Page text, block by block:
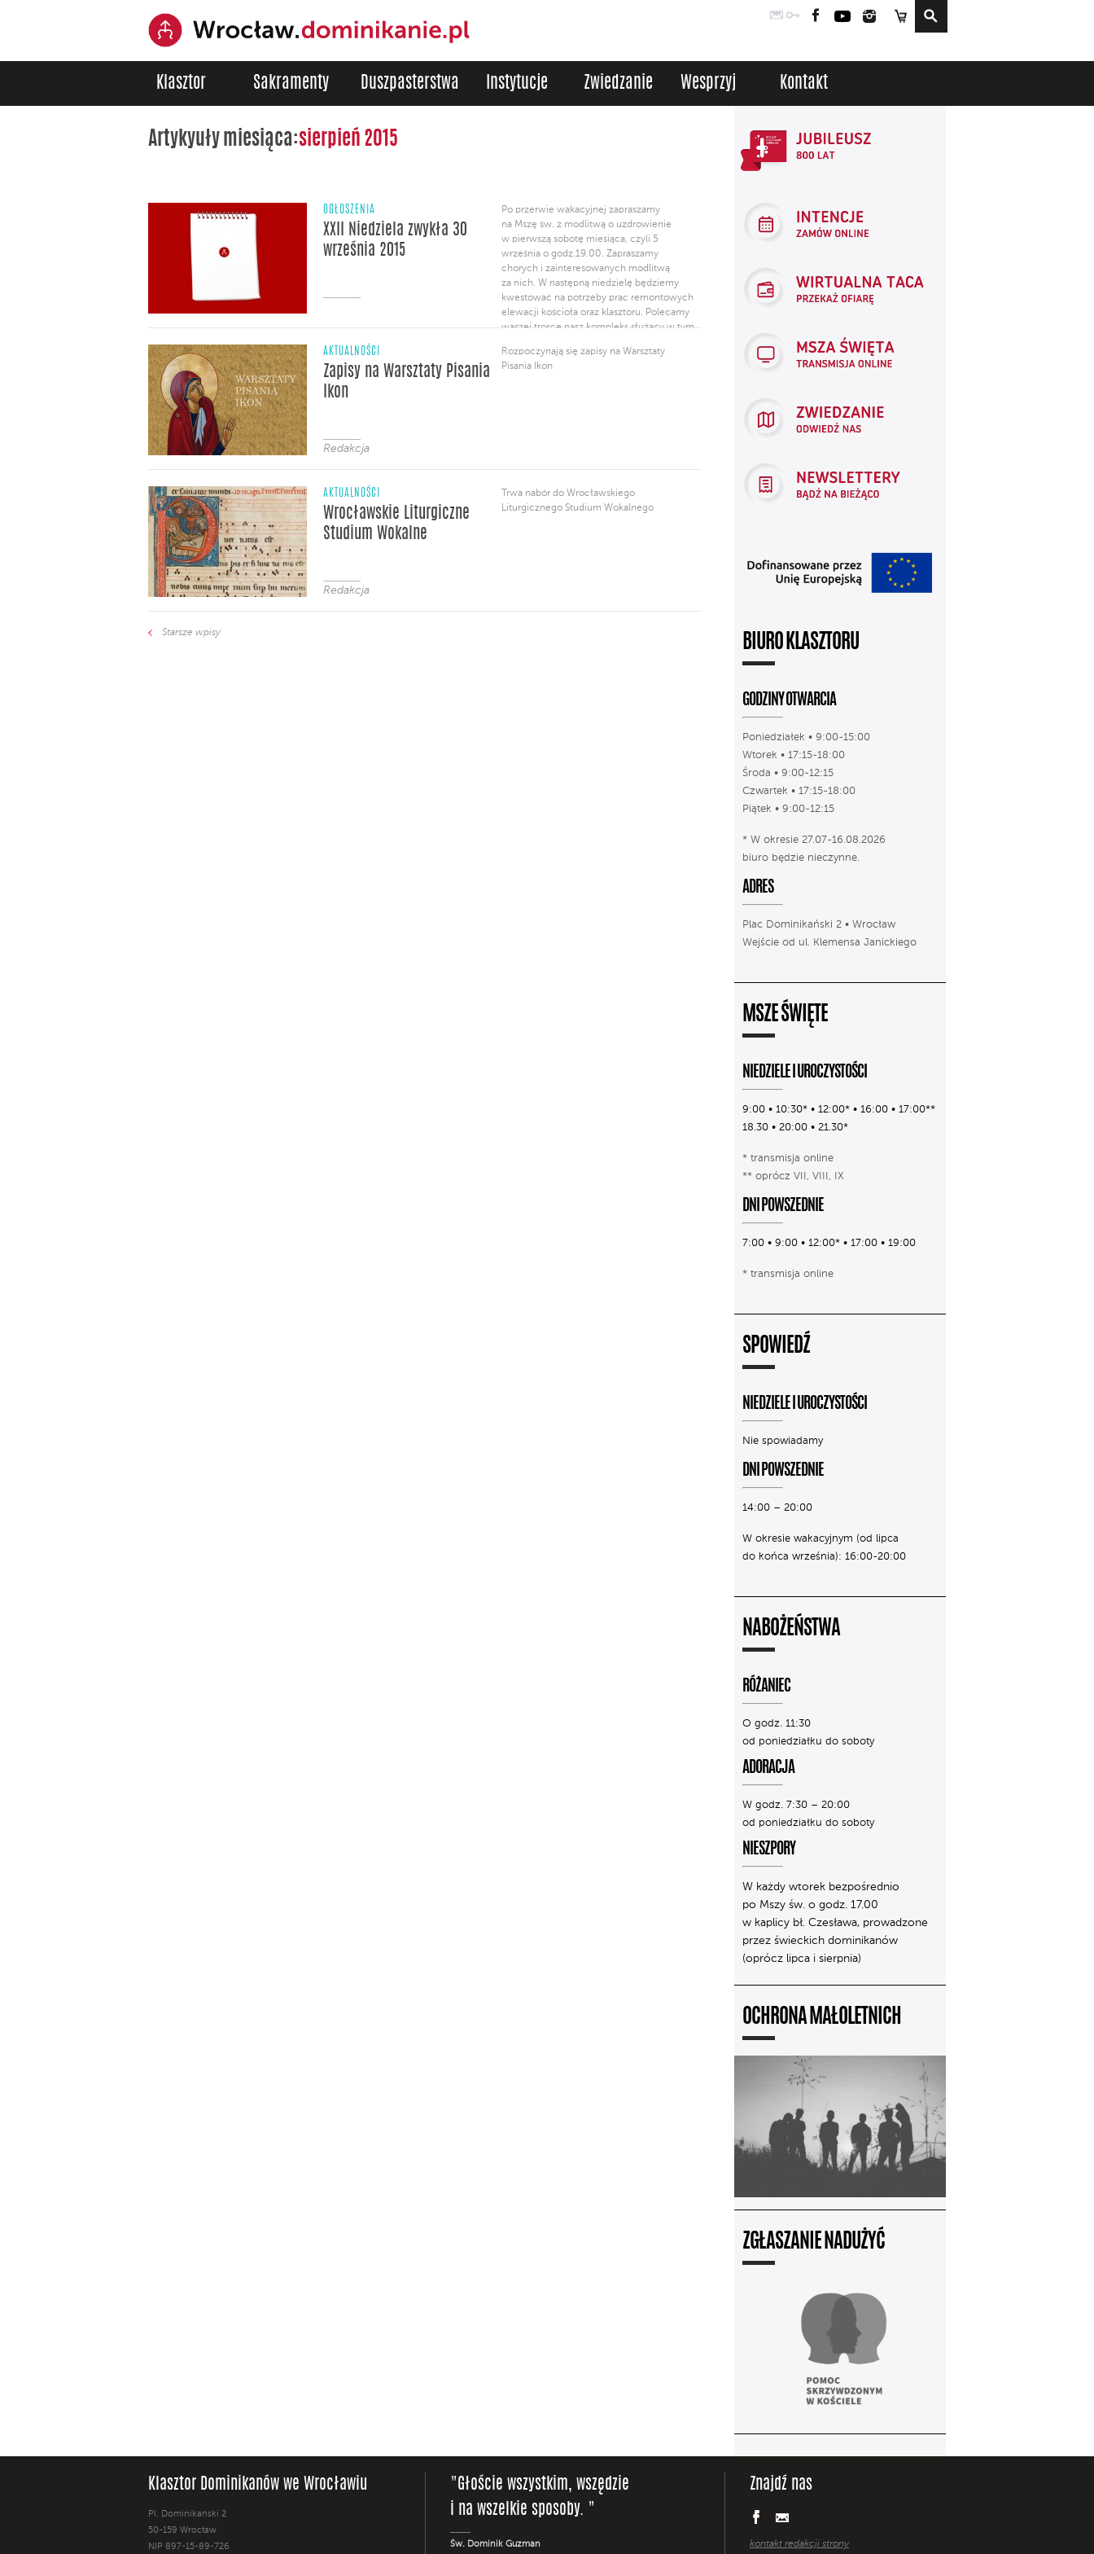
PocztaLogowanie
FacebookYouTubeInstagram
Sklep
Klasztor Sakramenty Duszpasterstwa Instytucje Zwiedzanie Wesprzyj Kontakt
Artykyuły miesiąca:sierpień 2015
OGŁOSZENIA
XXII Niedziela zwykła 30
września 2015
Po przerwie wakacyjnej zapraszamy
na Mszę św. z modlitwą o uzdrowienie
w pierwszą sobotę miesiąca, czyli 5
września o godz.19.00. Zapraszamy
chorych i zainteresowanych modlitwą
za nich. W następną niedzielę będziemy
kwestować na potrzeby prac remontowych
elewacji kościoła oraz klasztoru. Polecamy
waszej trosce nasz kompleks służący w tym
lat. Trwa rekrutacja do Wrocławskiego
Liturgicznego Studium Wokalnego,
AKTUALNOŚCI
Zapisy na Warsztaty Pisania
Ikon
Redakcja
Rozpoczynają się zapisy na Warsztaty
Pisania Ikon
AKTUALNOŚCI
Wrocławskie Liturgiczne
Studium Wokalne
Redakcja
Trwa nabór do Wrocławskiego
Liturgicznego Studium Wokalnego
Starsze wpisy
BIURO KLASZTORU
GODZINY OTWARCIA
Poniedziałek • 9:00-15:00
Wtorek • 17:15-18:00
Środa • 9:00-12:15
Czwartek • 17:15-18:00
Piątek • 9:00-12:15
* W okresie 27.07-16.08.2026
biuro będzie nieczynne.
ADRES
Plac Dominikański 2 • Wrocław
Wejście od ul. Klemensa Janickiego
MSZE ŚWIĘTE
NIEDZIELE I UROCZYSTOŚCI
9:00 • 10:30* • 12:00* • 16:00 • 17:00**
18.30 • 20:00 • 21.30*
* transmisja online
** oprócz VII, VIII, IX
DNI POWSZEDNIE
7:00 • 9:00 • 12:00* • 17:00 • 19:00
* transmisja online
SPOWIEDŹ
NIEDZIELE I UROCZYSTOŚCI
Nie spowiadamy
DNI POWSZEDNIE
14:00 – 20:00
W okresie wakacyjnym (od lipca
do końca września): 16:00-20:00
NABOŻEŃSTWA
RÓŻANIEC
O godz. 11:30
od poniedziałku do soboty
ADORACJA
W godz. 7:30 – 20:00
od poniedziałku do soboty
NIESZPORY
W każdy wtorek bezpośrednio
po Mszy św. o godz. 17.00
w kaplicy bł. Czesława, prowadzone
przez świeckich dominikanów
(oprócz lipca i sierpnia)
OCHRONA MAŁOLETNICH
ZGŁASZANIE NADUŻYĆ
Klasztor Dominikanów we Wrocławiu
Pl. Dominikański 2
50-159 Wrocław
NIP 897-15-89-726
"Głoście wszystkim, wszędzie
i na wszelkie sposoby. "
Św. Dominik Guzman
Znajdź nas
kontakt redakcji strony